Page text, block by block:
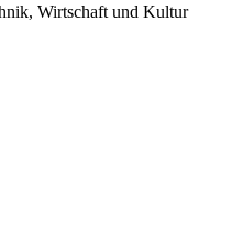
Wirtschaft und Kultur